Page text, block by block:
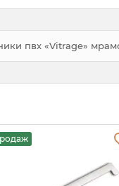
пвх «Vitrage»